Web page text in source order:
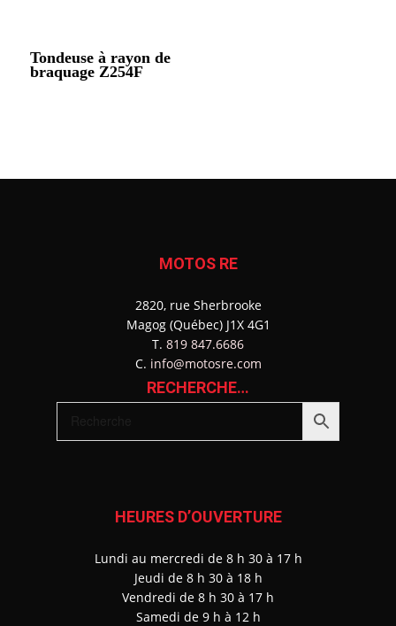
Tondeuse à rayon de
braquage Z254F
MOTOS RE
2820, rue Sherbrooke
Magog (Québec) J1X 4G1
T. 819 847.6686
C. info@motosre.com
RECHERCHE…
HEURES D’OUVERTURE
Lundi au mercredi de 8 h 30 à 17 h
Jeudi de 8 h 30 à 18 h
Vendredi de 8 h 30 à 17 h
Samedi de 9 h à 12 h